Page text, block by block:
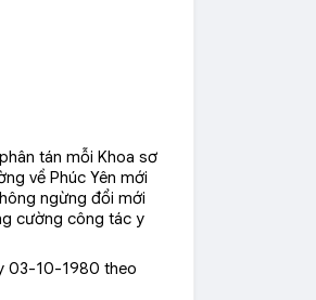
tán mỗi Khoa sơ
về Phúc Yên mới
ngừng đổi mới
cường công tác y
03-10-1980 theo